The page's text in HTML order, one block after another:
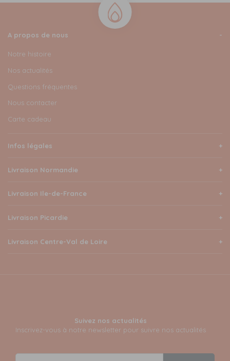
A propos de nous
Notre histoire
Nos actualités
Questions fréquentes
Nous contacter
Carte cadeau
Infos légales
Livraison Normandie
Livraison Ile-de-France
Livraison Picardie
Livraison Centre-Val de Loire
Suivez nos actualités
Inscrivez-vous à notre newsletter pour suivre nos actualités